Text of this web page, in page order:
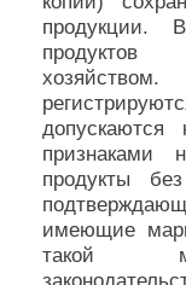
продукции.
продуктов
признаками
продукты
имеющие
такой